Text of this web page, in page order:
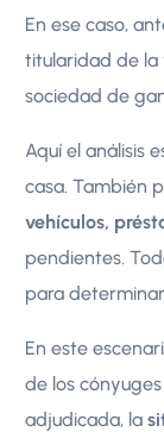
En ese caso,
titularidad de la
sociedad de
Aquí el análisis
casa. También
vehículos,
pendientes.
para
En este
de los
adjudicada, la